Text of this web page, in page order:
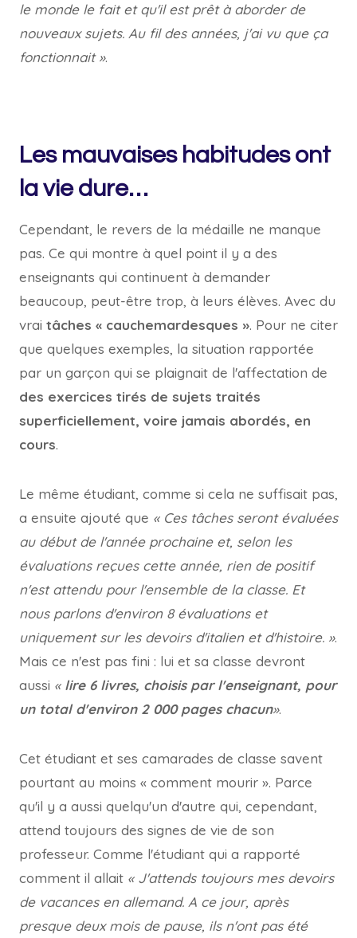
le monde le fait et qu'il est prêt à aborder de
nouveaux sujets. Au fil des années, j'ai vu que ça
fonctionnait ».
Les mauvaises habitudes ont
la vie dure…
Cependant, le revers de la médaille ne manque
pas. Ce qui montre à quel point il y a des
enseignants qui continuent à demander
beaucoup, peut-être trop, à leurs élèves. Avec du
vrai tâches « cauchemardesques ». Pour ne citer
que quelques exemples, la situation rapportée
par un garçon qui se plaignait de l'affectation de
des exercices tirés de sujets traités
superficiellement, voire jamais abordés, en
cours.
Le même étudiant, comme si cela ne suffisait pas,
a ensuite ajouté que « Ces tâches seront évaluées
au début de l'année prochaine et, selon les
évaluations reçues cette année, rien de positif
n'est attendu pour l'ensemble de la classe. Et
nous parlons d'environ 8 évaluations et
uniquement sur les devoirs d'italien et d'histoire. ».
Mais ce n'est pas fini : lui et sa classe devront
aussi « lire 6 livres, choisis par l'enseignant, pour
un total d'environ 2 000 pages chacun».
Cet étudiant et ses camarades de classe savent
pourtant au moins « comment mourir ». Parce
qu'il y a aussi quelqu'un d'autre qui, cependant,
attend toujours des signes de vie de son
professeur. Comme l'étudiant qui a rapporté
comment il allait « J'attends toujours mes devoirs
de vacances en allemand. A ce jour, après
presque deux mois de pause, ils n'ont pas été